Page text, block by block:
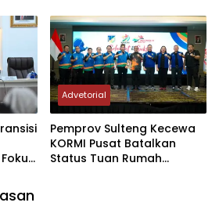
2027
Advetorial
Pemprov Sulteng Kecewa
KORMI Pusat Batalkan
Status Tuan Rumah